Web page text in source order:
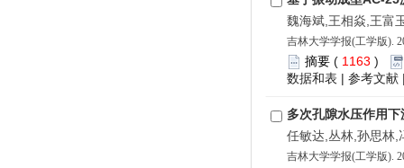
魏海斌,王相焱,王富
吉林大学学报(工学版).
摘要 ( 1163 )
数据和表 | 参考文献
多次孔隙水压作用
任敏达,丛林,孙思林,
吉林大学学报(工学版).